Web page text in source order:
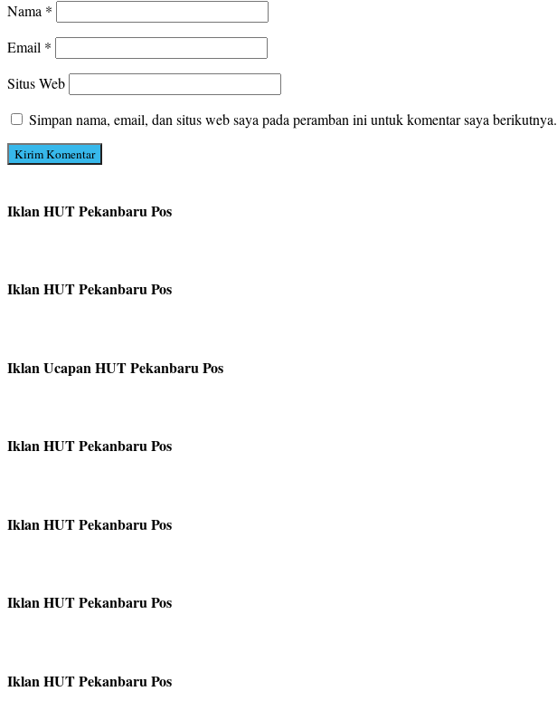
Nama *
Email *
Situs Web
Simpan nama, email, dan situs web saya pada peramban ini untuk komentar saya berikutnya.
Iklan HUT Pekanbaru Pos
Iklan HUT Pekanbaru Pos
Iklan Ucapan HUT Pekanbaru Pos
Iklan HUT Pekanbaru Pos
Iklan HUT Pekanbaru Pos
Iklan HUT Pekanbaru Pos
Iklan HUT Pekanbaru Pos